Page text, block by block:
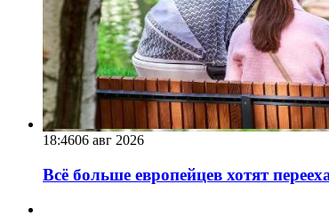
18:4606 авг 2026
Всё больше европейцев хотят